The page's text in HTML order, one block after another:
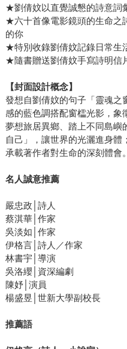
★劉倩妏以直覺誠懇的詩意詞
★六十首像電影鏡頭的生命之
的你
★特別收錄劉倩妏記錄日常生
★隨書贈送劉倩妏手寫詩明信
【封面設計概念】
發想自劉倩妏的句子「靈魂之
感的藍色調搭配窗櫺光影，象
夢想旅居異鄉、踏上不同島嶼
自己」，讓世界的光灑進身體
承載著作者對生命的深刻體會
名人誠意推薦
嚴忠政│詩人
蔡淇華│作家
吳淡如│作家
伊格言│詩人／作家
林書宇│導演
吳洛纓│資深編劇
陳妤│演員
楊盛昱│世新大學副校長
推薦語